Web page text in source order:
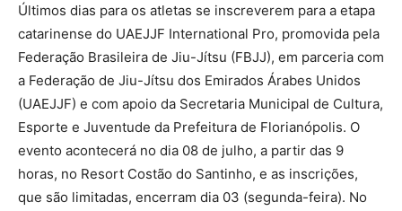
Últimos dias para os atletas se inscreverem para a etapa
catarinense do UAEJJF International Pro, promovida pela
Federação Brasileira de Jiu-Jítsu (FBJJ), em parceria com
a Federação de Jiu-Jítsu dos Emirados Árabes Unidos
(UAEJJF) e com apoio da Secretaria Municipal de Cultura,
Esporte e Juventude da Prefeitura de Florianópolis. O
evento acontecerá no dia 08 de julho, a partir das 9
horas, no Resort Costão do Santinho, e as inscrições,
que são limitadas, encerram dia 03 (segunda-feira). No